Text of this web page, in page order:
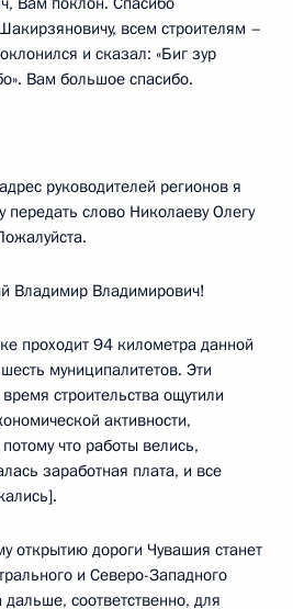
всем строителям –
и сказал: «Биг зур
Вам большое спасибо.
руководителей регионов я
передать слово Николаеву Олегу
Владимир Владимирович!
проходит 94 километра данной
муниципалитетов. Эти
строительства ощутили
активности,
что работы велись,
заработная плата, и все
открытию дороги Чувашия станет
и Северо-Западного
соответственно, для